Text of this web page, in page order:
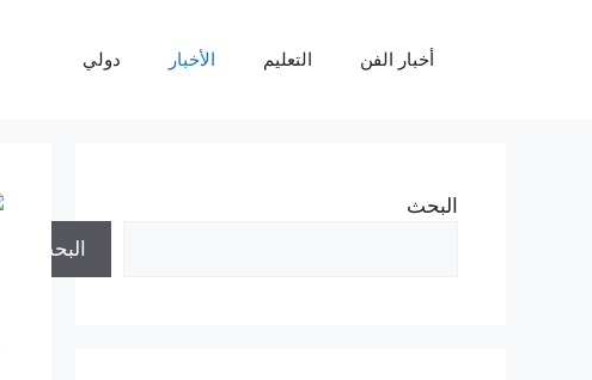
أخبار الفن التعليم الأخبار دولي
البحث
البحث